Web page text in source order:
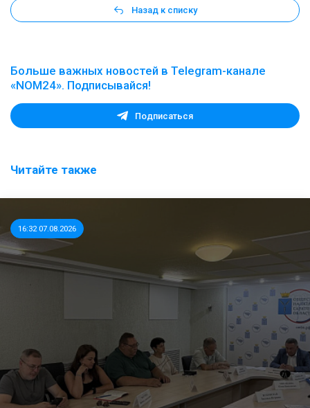
Назад к списку
Больше важных новостей в Telegram-канале
«NOM24». Подписывайся!
Подписаться
Читайте также
16:32 07.08.2026